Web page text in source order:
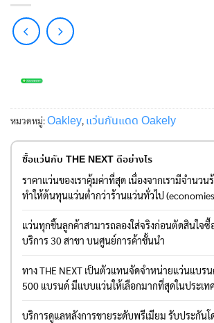
หมวดหมู่:Oakley, แว่นกันแดด Oakely
ซื้อแว่นกับ THE NEXT ดีอย่างไร
ราคาแว่นของเราคุ้มค่าที่สุด เนื่องจากเรามีจำนว
ทำให้ต้นทุนแว่นต่ำกว่าร้านแว่นทั่วไป
แว่นทุกชิ้นลูกค้าสามารถลองใส่จริงก่อนตัดสินใจซื้
บริการ 30 สาขา บนศูนย์การค้าชั้นนำ
ทาง THE NEXT เป็นตัวแทนจัดจำหน่ายแว่นแบร
500 แบรนด์ มีแบบแว่นให้เลือกมากที่สุดในประเท
บริการดูแลหลังการขายระดับพรีเมียม รับประกัน